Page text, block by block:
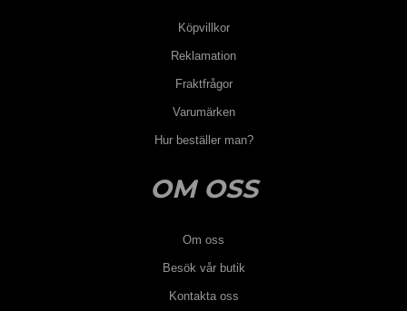
Köpvillkor
Reklamation
Fraktfrågor
Varumärken
Hur beställer man?
OM OSS
Om oss
Besök vår butik
Kontakta oss